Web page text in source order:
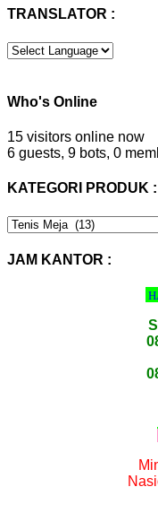
TRANSLATOR :
Who's Online
15 visitors online now
6 guests, 9 bots, 0
KATEGORI PRODUK :
KATEGORI
JAM KANTOR :